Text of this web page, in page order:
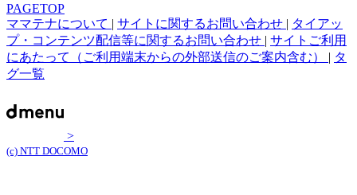
PAGETOP
ママテナについて | サイトに関するお問い合わせ | タイアッ
プ・コンテンツ配信等に関するお問い合わせ | サイトご利用
にあたって（ご利用端末からの外部送信のご案内含む） | タ
グ一覧
>
(c) NTT DOCOMO